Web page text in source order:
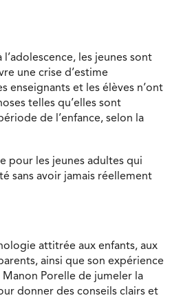
l’adolescence, les jeunes sont
une crise d’estime
enseignants et les élèves n’ont
telles qu’elles sont
de l’enfance, selon la
pour les jeunes adultes qui
sans avoir jamais réellement
attitrée aux enfants, aux
ainsi que son expérience
Porelle de jumeler la
donner des conseils clairs et